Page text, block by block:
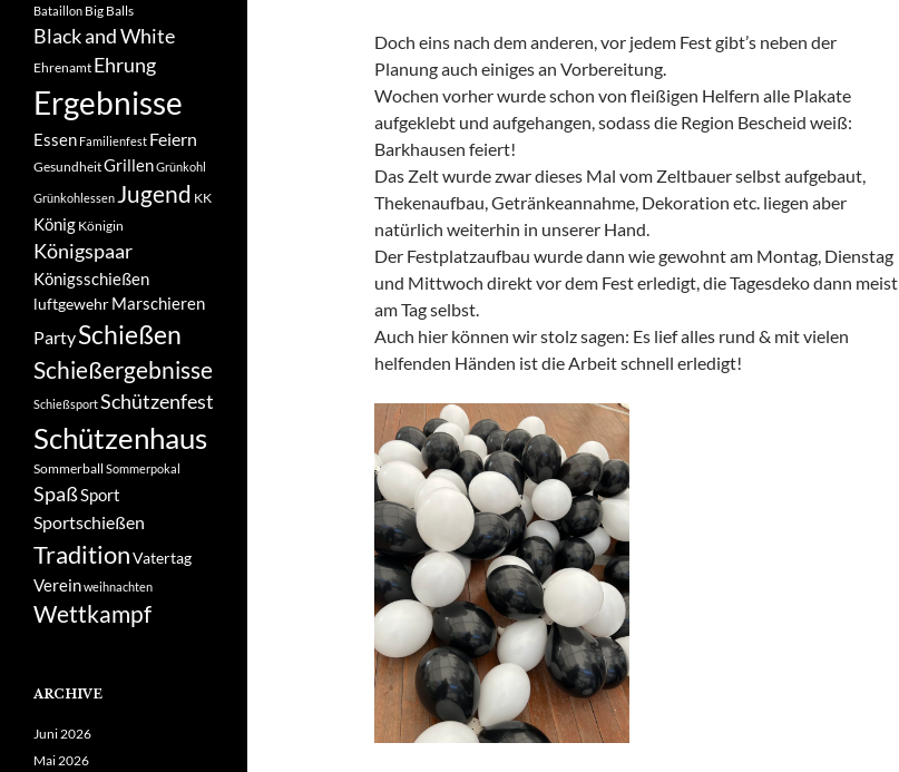
Doch eins nach dem anderen, vor jedem Fest gibt’s neben der
Planung auch einiges an Vorbereitung.
Wochen vorher wurde schon von fleißigen Helfern alle Plakate
aufgeklebt und aufgehangen, sodass die Region Bescheid weiß:
Barkhausen feiert!
Das Zelt wurde zwar dieses Mal vom Zeltbauer selbst aufgebaut,
Thekenaufbau, Getränkeannahme, Dekoration etc. liegen aber
natürlich weiterhin in unserer Hand.
Der Festplatzaufbau wurde dann wie gewohnt am Montag, Dienstag
und Mittwoch direkt vor dem Fest erledigt, die Tagesdeko dann meist
am Tag selbst.
Auch hier können wir stolz sagen: Es lief alles rund & mit vielen
helfenden Händen ist die Arbeit schnell erledigt!
Bataillon Big Balls
Black and White
Ehrenamt Ehrung
Ergebnisse
Essen Familienfest Feiern
GesundheitGrillenGrünkohl
Grünkohlessen Jugend KK
König Königin
Königspaar
Königsschießen
luftgewehrMarschieren
PartySchießen
Schießergebnisse
SchießsportSchützenfest
Schützenhaus
Sommerball Sommerpokal
SpaßSport
Sportschießen
TraditionVatertag
Vereinweihnachten
Wettkampf
ARCHIVE
Juni 2026
Mai 2026